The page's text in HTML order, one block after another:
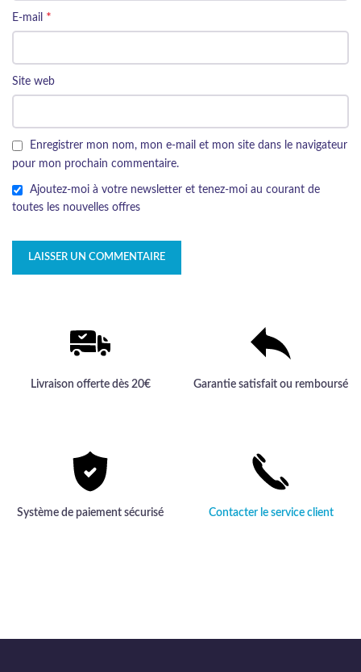
E-mail *
Site web
Enregistrer mon nom, mon e-mail et mon site dans le navigateur
pour mon prochain commentaire.
Ajoutez-moi à votre newsletter et tenez-moi au courant de
toutes les nouvelles offres
Livraison offerte dès 20€ Garantie satisfait ou remboursé
Système de paiement sécurisé Contacter le service client